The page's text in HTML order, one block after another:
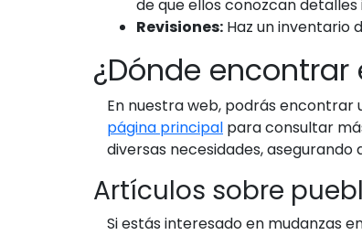
de que ellos conozcan
Revisiones: Haz un inventario
¿Dónde
En nuestra web, podrás encontrar
página principal para consultar
diversas necesidades,
Artículos sobre
Si estás interesado en mudanzas